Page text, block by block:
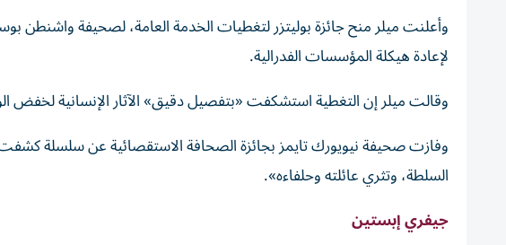
وأعلنت ميلر منح جائزة بوليتزر لتغطيات الخدمة العامة، لصحيفة واشنطن
لإعادة هيكلة المؤسسات الفدرالية.
وقالت ميلر إن التغطية استشكفت «بتفصيل دقيق» الآثار الإنسانية لخفض
وفازت صحيفة نيويورك تايمز بجائزة الصحافة الاستقصائية عن سلسلة
السلطة، وتثري عائلته وحلفاءه».
جيفري إبستين